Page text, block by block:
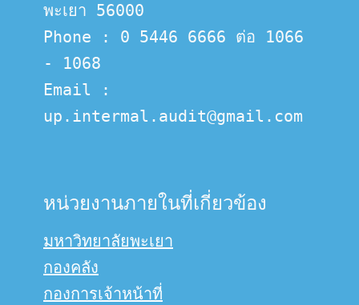
พะเยา 56000
Phone : 0 5446 6666 ต่อ 1066
- 1068
Email :
up.intermal.audit@gmail.com
หน่วยงานภายในที่เกี่ยวข้อง
มหาวิทยาลัยพะเยา
กองคลัง
กองการเจ้าหน้าที่